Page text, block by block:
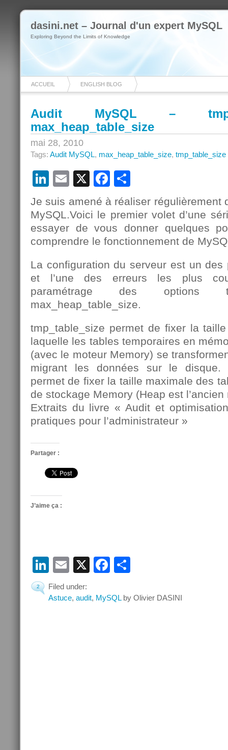
dasini.net – Journal d'un expert MySQL
Exploring Beyond the Limits of Knowledge
ACCUEIL ENGLISH BLOG
Audit MySQL –
max_heap_table_size
mai 28, 2010
Tags: Audit MySQL, max_heap_table_size, tmp_table_size
LinkedIn
Email
X Facebook
Je suis amené à réaliser régulièrement
MySQL.Voici le premier volet d’une
essayer de vous donner quelques
comprendre le fonctionnement de
La configuration du serveur est un
et l’une des erreurs les plus
paramétrage des options
max_heap_table_size.
tmp_table_size permet de fixer la
laquelle les tables temporaires en
(avec le moteur Memory) se
migrant les données sur le disque.
permet de fixer la taille maximale des
de stockage Memory (Heap est
Extraits du livre « Audit et
pratiques pour l’administrateur »
Partager :
J’aime ça :
LinkedIn
Email
X Facebook
2
Filed under:
Astuce, audit, MySQLby Olivier DASINI